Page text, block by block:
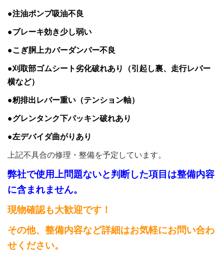
●注油ポンプ吸油不良
●ブレーキ効き少し弱い
●こぎ胴上カバーダンパー不良
●刈取部ゴムシート劣化破れあり（引起し裏、走行レバー
横など）
●籾排出レバー重い（テンション軸）
●グレンタンク下パッキン破れあり
●左デバイダ曲がりあり
上記不具合の修理・整備を予定しています。
弊社で使用上問題ないと判断した項目は整備内容
に含まれません。
現物確認も大歓迎です！
その他、整備内容など詳細はお気軽にお問い合わ
せください。